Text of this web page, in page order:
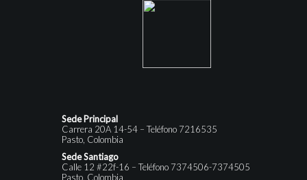
Sede Principal
Carrera 20A 14-54 – Teléfono 7216535
Pasto, Colombia
Sede Santiago
Calle 12 #22f-16 – Teléfono 7374506-7374505
Pasto, Colombia